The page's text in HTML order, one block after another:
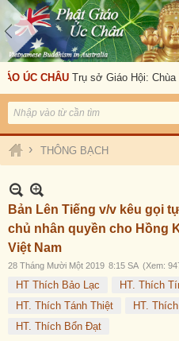
ÚC CHÂU Trụ sở Giáo Hội: Chùa
› THÔNG BẠCH
Bản Lên Tiếng v/v kêu gọi
chủ nhân quyền cho Hồng
Việt Nam
28 Tháng Mười Một 2019 8:15 SA (Xem:
HT Thích Bảo Lạc
HT. Thích
HT. Thích Tánh Thiệt
HT.
HT. Thích Bổn Đạt